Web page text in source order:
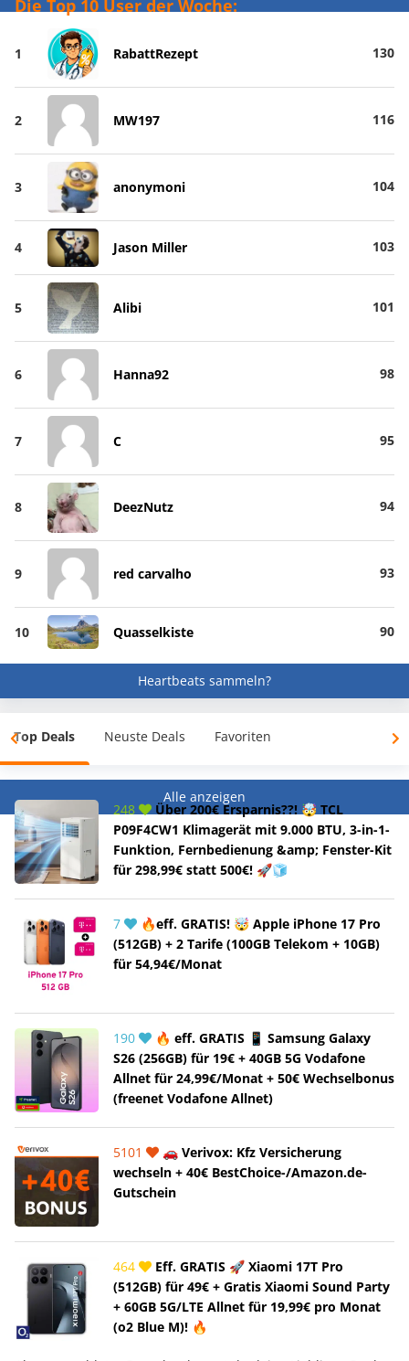
Die Top 10 User der Woche:
1 RabattRezept 130
2 MW197 116
3 anonymoni 104
4 Jason Miller 103
5 Alibi 101
6 Hanna92 98
7 C 95
8 DeezNutz 94
9 red carvalho 93
10 Quasselkiste 90
Heartbeats sammeln?
Top Deals Neuste Deals Favoriten
Alle anzeigen
248
Über 200€ Ersparnis??! 🤯 TCL
P09F4CW1 Klimagerät mit 9.000 BTU, 3-in-1-
Funktion, Fernbedienung &amp; Fenster-Kit
für 298,99€ statt 500€! 🚀🧊
7
🔥eff. GRATIS! 🤯 Apple iPhone 17 Pro
(512GB) + 2 Tarife (100GB Telekom + 10GB)
für 54,94€/Monat
190
🔥 eff. GRATIS 📱 Samsung Galaxy
S26 (256GB) für 19€ + 40GB 5G Vodafone
Allnet für 24,99€/Monat + 50€ Wechselbonus
(freenet Vodafone Allnet)
5101
🚗 Verivox: Kfz Versicherung
wechseln + 40€ BestChoice-/Amazon.de-
Gutschein
464
Eff. GRATIS 🚀 Xiaomi 17T Pro
(512GB) für 49€ + Gratis Xiaomi Sound Party
+ 60GB 5G/LTE Allnet für 19,99€ pro Monat
(o2 Blue M)! 🔥